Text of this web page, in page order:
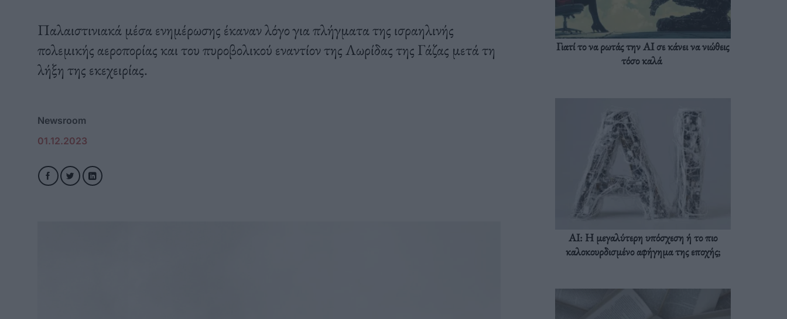
Παλαιστινιακά μέσα ενημέρωσης έκαναν λόγο για πλήγματα της ισραηλινής
πολεμικής αεροπορίας και του πυροβολικού εναντίον της Λωρίδας της Γάζας μετά τη
λήξη της εκεχειρίας.
Newsroom
01.12.2023
Γιατί το να ρωτάς την AI σε κάνει να νιώθεις
τόσο καλά
AI: Η μεγαλύτερη υπόσχεση ή το πιο
καλοκουρδισμένο αφήγημα της εποχής;